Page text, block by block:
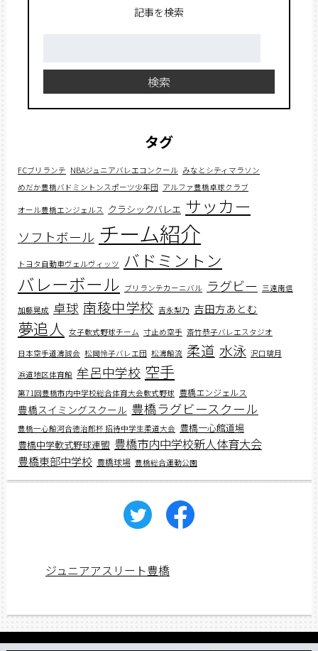
記事を検索
検索
タグ
FCブリランテ NBAジュニアバレエコンクール みなとシティマラソン
めだか豊橋バドミントンスポーツ少年団 アルファ豊橋卓球クラブ
オール豊橋エンジェルス クラシックバレエ サッカー
ソフトボール チーム紹介
トヨタ自動車ヴェルヴィッツ バドミントン
バレーボール ブリランテカーニバル ラグビー 三遠南信
加藤晃成 卓球 南稜中学校 吉永梨乃 吉田方あとむ
夢追人 女子軟式野球チーム 寸止め空手 斎竹恭子バレエスタジオ
日本空手道濤誠会 松岡怜子バレエ団 松濤館流 柔道 水泳 沢口璃月
浜道地区体育館 牟呂中学校 空手
第71回豊橋市内中学校総合体育大会軟式野球 豊橋エンジェルス
豊橋スイミングスクール 豊橋ラグビースクール
豊橋一心館河合徳治郎杯 招待中学生柔道大会 豊橋一心館道場
豊橋中学軟式野球連盟 豊橋市内中学校新人体育大会
豊橋東部中学校 豊橋球場 豊橋総合運動公園
ジュニアアスリート豊橋